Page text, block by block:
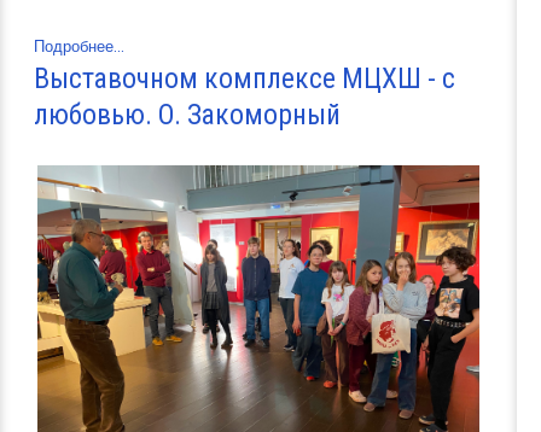
Подробнее...
Выставочном комплексе МЦХШ - с
любовью. О. Закоморный